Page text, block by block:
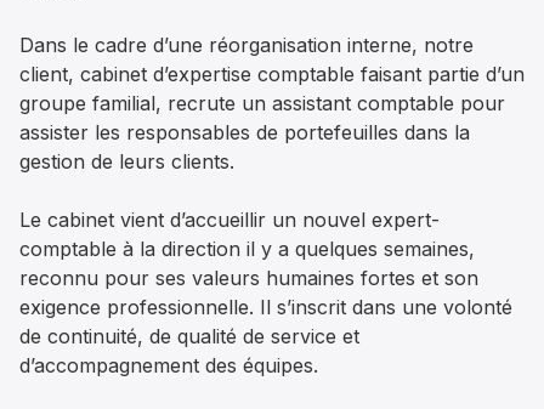
Dans le cadre d’une réorganisation interne, notre
client, cabinet d’expertise comptable faisant partie d’un
groupe familial, recrute un assistant comptable pour
assister les responsables de portefeuilles dans la
gestion de leurs clients.
Le cabinet vient d’accueillir un nouvel expert-
comptable à la direction il y a quelques semaines,
reconnu pour ses valeurs humaines fortes et son
exigence professionnelle. Il s’inscrit dans une volonté
de continuité, de qualité de service et
d’accompagnement des équipes.